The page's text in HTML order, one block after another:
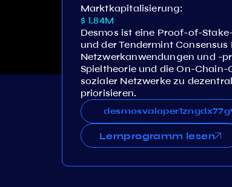
Marktkapitalisierung:
$ 1.84M
Desmos ist eine Proof-of-
und der Tendermint
Netzwerkanwendungen und -
Spieltheorie und die On-
sozialer Netzwerke zu
priorisieren.
Lernprogramm lesen